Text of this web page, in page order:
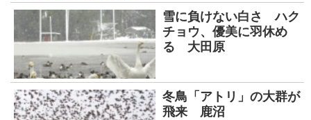
雪に負けない白さ ハク
チョウ、優美に羽休め
る 大田原
冬鳥「アトリ」の大群が
飛来 鹿沼